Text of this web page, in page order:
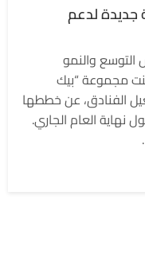
فندقية جديدة لدعم
والنمو
مجموعة “بيك
الفنادق، عن خططها
بحلول نهاية العام الجاري.